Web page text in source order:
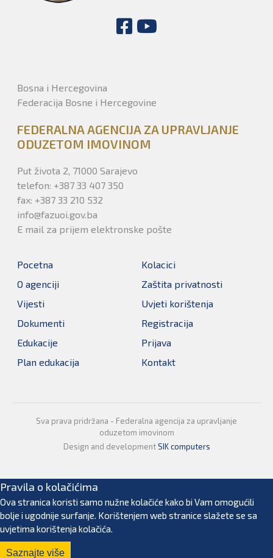
Bosna i Hercegovina
Federacija Bosne i Hercegovine
FEDERALNA AGENCIJA ZA UPRAVLJANJE
ODUZETOM IMOVINOM
Put života 2, 71000 Sarajevo
telefon: +387 33 407 350
fax: +387 33 210 532
info@fazuoi.gov.ba
E mail za prijem elektronske pošte
Pocetna
O agenciji
Vijesti
Dokumenti
Edukacije
Plan edukacija
Kolacici
Zaštita privatnosti
Uvjeti korištenja
Registracija
Prijava
Kontakt
Sva prava pridržana - Federalna agencija za upravljanje
oduzetom imovinom
Design and developmentSIK computers
Pravila o kolačićima
Ova stranica koristi samo nužne kolačiće kako bi Vam omogućili
bolje i ugodnije surfanje. Korištenjem web stranice slažete se sa
uvjetima korištenja kolačića.
Saznajte više